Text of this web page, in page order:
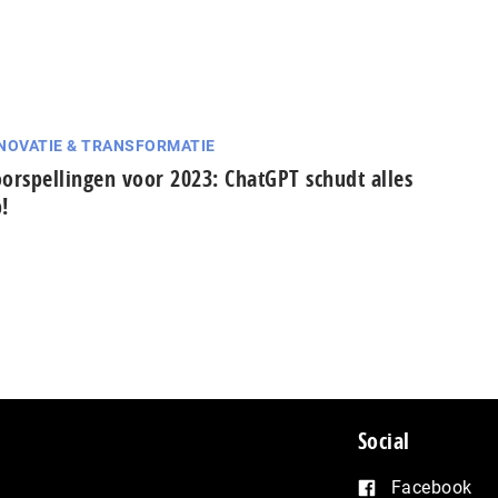
& TRANSFORMATIE
voor 2023: ChatGPT schudt alles
Social
Facebook